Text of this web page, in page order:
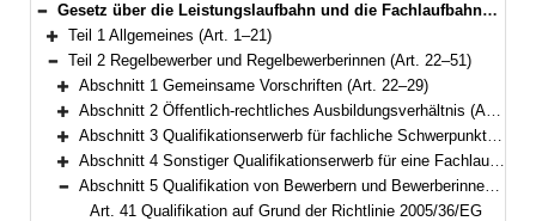
Bereich reduzieren
Gesetz über die Leistungslaufbahn und die Fachlaufbahnen der bayerischen Beamten und Beamtinnen (Leistungslaufbahngesetz – LlbG) Vom 5. August 2010 (GVBl. S. 410, 571) BayRS 2030-1-4-F (Art. 1–71)
Bereich erweitern
Teil 1 Allgemeines (Art. 1–21)
Bereich reduzieren
Teil 2 Regelbewerber und Regelbewerberinnen (Art. 22–51)
Bereich erweitern
Abschnitt 1 Gemeinsame Vorschriften (Art. 22–29)
Bereich erweitern
Abschnitt 2 Öffentlich-rechtliches Ausbildungsverhältnis (Art. 30–33)
Bereich erweitern
Abschnitt 3 Qualifikationserwerb für fachliche Schwerpunkte mit Vorbereitungsdienst (Art. 34–37)
Bereich erweitern
Abschnitt 4 Sonstiger Qualifikationserwerb für eine Fachlaufbahn (Art. 38–40)
Bereich reduzieren
Abschnitt 5 Qualifikation von Bewerbern und Bewerberinnen aus Mitgliedstaaten (Art. 41–51)
Art. 41 Qualifikation auf Grund der Richtlinie 2005/36/EG